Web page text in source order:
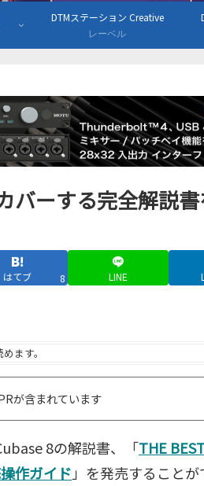
DTMステーション Creative
レーベル
バーする完全解説
はてブ 8 LINE
ます。
が含まれています
8の解説書、「THE
作ガイド 」を発売すること